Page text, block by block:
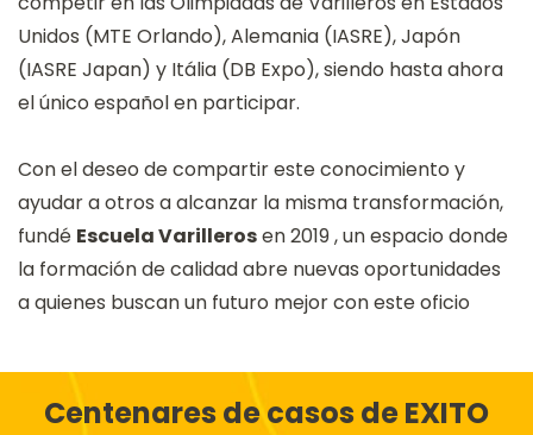
Unidos (MTE Orlando), Alemania (IASRE), Japón
(IASRE Japan) y Itália (DB Expo), siendo hasta ahora
el único español en participar.
Con el deseo de compartir este conocimiento y
ayudar a otros a alcanzar la misma transformación,
fundé Escuela Varillerosen 2019 , un espacio donde
la formación de calidad abre nuevas oportunidades
a quienes buscan un futuro mejor con este oficio
Centenares de casos de EXITO